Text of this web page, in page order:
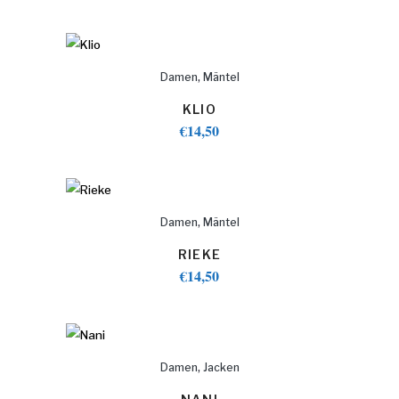
Damen, Mäntel
KLIO
€14,50
Damen, Mäntel
RIEKE
€14,50
Damen, Jacken